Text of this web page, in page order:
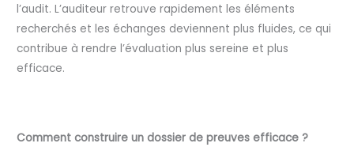
l’audit. L’auditeur retrouve rapidement les éléments
recherchés et les échanges deviennent plus fluides, ce qui
contribue à rendre l’évaluation plus sereine et plus
efficace.
Comment construire un dossier de preuves efficace ?